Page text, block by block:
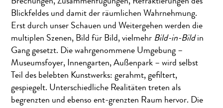
Blickfeldes und damit der räumlichen Wahrnehmung.
Erst durch unser Schauen und Weitergehen werden die
multiplen Szenen, Bild für Bild, vielmehr Bild-in-Bild in
Gang gesetzt. Die wahrgenommene Umgebung –
Museumsfoyer, Innengarten, Außenpark – wird selbst
Teil des belebten Kunstwerks: gerahmt, gefiltert,
gespiegelt. Unterschiedliche Realitäten treten als
begrenzten und ebenso ent-grenzten Raum hervor. Die